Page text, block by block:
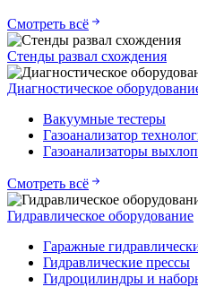
Смотреть всё
Стенды развал схождения
Диагностическое
Вакуумные тестеры
Газоанализатор
Газоанализаторы
Смотреть всё
Гидравлическое оборудование
Гаражные
Гидравлические прессы
Гидроцилиндры и